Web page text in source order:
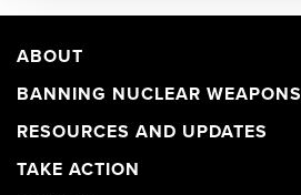
ABOUT
BANNING NUCLEAR WEAPONS
RESOURCES AND UPDATES
TAKE ACTION